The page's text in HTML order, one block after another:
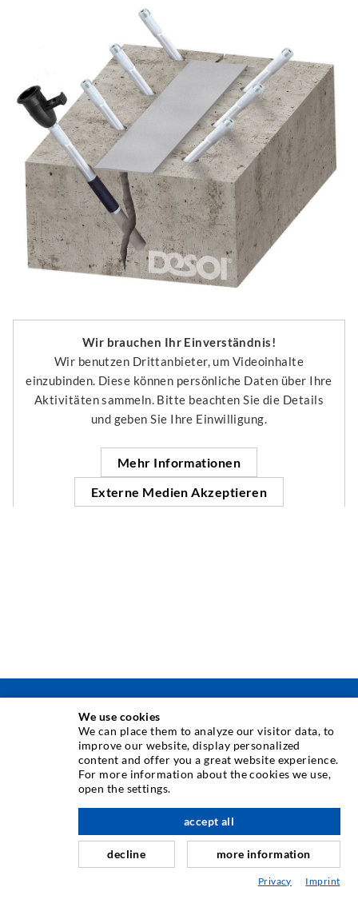
Wir brauchen Ihr Einverständnis!
Wir benutzen Drittanbieter, um Videoinhalte
einzubinden. Diese können persönliche Daten über Ihre
Aktivitäten sammeln. Bitte beachten Sie die Details
und geben Sie Ihre Einwilligung.
Mehr Informationen
Externe Medien Akzeptieren
TECHNIKA INIEKCJI
Uszczelnienie poziome
Iniekcja kurtynowa i strukturalna
Naprawa fug
Górnictwo i budowa tuneli
We use cookies
We can place them to analyze our visitor data, to
improve our website, display personalized
content and offer you a great website experience.
For more information about the cookies we use,
open the settings.
decline
accept all
more information
Privacy Imprint